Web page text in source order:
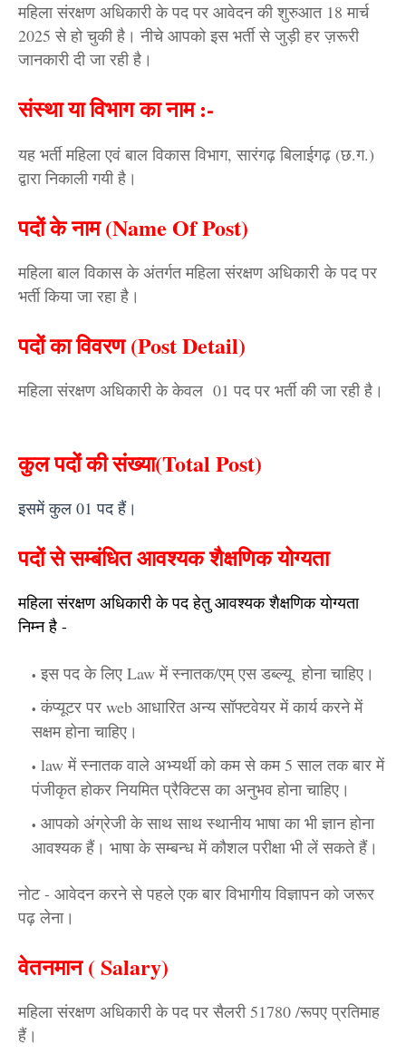
महिला संरक्षण अधिकारी के पद पर आवेदन की शुरुआत 18 मार्च
2025 से हो चुकी है। नीचे आपको इस भर्ती से जुड़ी हर ज़रूरी
जानकारी दी जा रही है।
संस्था या विभाग का नाम :-
यह भर्ती महिला एवं बाल विकास विभाग, सारंगढ़ बिलाईगढ़ (छ.ग.)
द्वारा निकाली गयी है।
पदों के नाम (Name Of Post)
महिला बाल विकास के अंतर्गत महिला संरक्षण अधिकारीके पद पर
भर्ती किया जा रहा है।
पदों का विवरण (Post Detail)
महिला संरक्षण अधिकारी के केवल 01 पद पर भर्ती की जा रही है।
कुल पदों की संख्या(Total Post)
इसमें कुल 01 पद हैं।
पदों से सम्बंधित आवश्यक शैक्षणिक योग्यता
महिला संरक्षण अधिकारी के पद हेतु आवश्यक शैक्षणिक योग्यता
निम्न है -
इस पद के लिए Law में स्नातक/एम् एस डब्ल्यू होना चाहिए।
कंप्यूटर पर web आधारित अन्य सॉफ्टवेयर में कार्य करने में
सक्षम होना चाहिए।
law में स्नातक वाले अभ्यर्थी को कम से कम 5 साल तक बार में
पंजीकृत होकर नियमित प्रैक्टिस का अनुभव होना चाहिए।
आपको अंग्रेजी के साथ साथ स्थानीय भाषा का भी ज्ञान होना
आवश्यक हैं। भाषा के सम्बन्ध में कौशल परीक्षा भी लें सकते हैं।
नोट - आवेदन करने से पहले एक बार विभागीय विज्ञापन को जरूर
पढ़ लेना।
वेतनमान ( Salary)
महिला संरक्षण अधिकारी के पद पर सैलरी 51780 /रूपए प्रतिमाह
हैं।